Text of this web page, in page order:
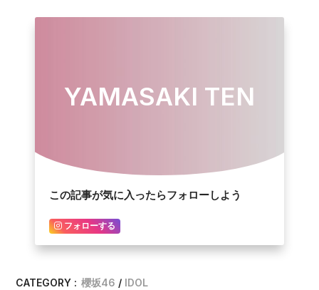
YAMASAKI TEN
この記事が気に入ったらフォローしよう
フォローする
CATEGORY : 櫻坂46 IDOL